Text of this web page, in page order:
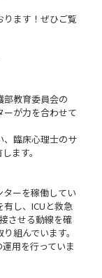
ます！ぜひご覧
部教育委員会の
が力を合わせて
、臨床心理士のサ
ます。
ターを稼働してい
し、ICUと救急
させる動線を確
組んでいます。
用を行っていま